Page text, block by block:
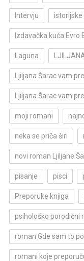
Intervju
Izdavačka kuća Evro
Laguna
Ljiljana Šarac vam
Ljiljana Šarac vam
moji romani
neka se priča širi
novi roman Ljiljane
pisanje pisci
Preporuke knjiga
psihološko porodični
roman Gde sam to
romani koje